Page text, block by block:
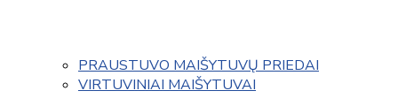
PRAUSTUVO MAIŠYTUVŲ PRIEDAI
VIRTUVINIAI MAIŠYTUVAI